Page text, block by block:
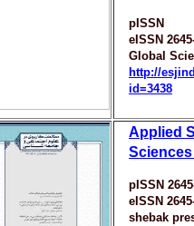
pISSN
eISSN
Global
http://
id=3438
Applied
pISSN
eISSN
shebak